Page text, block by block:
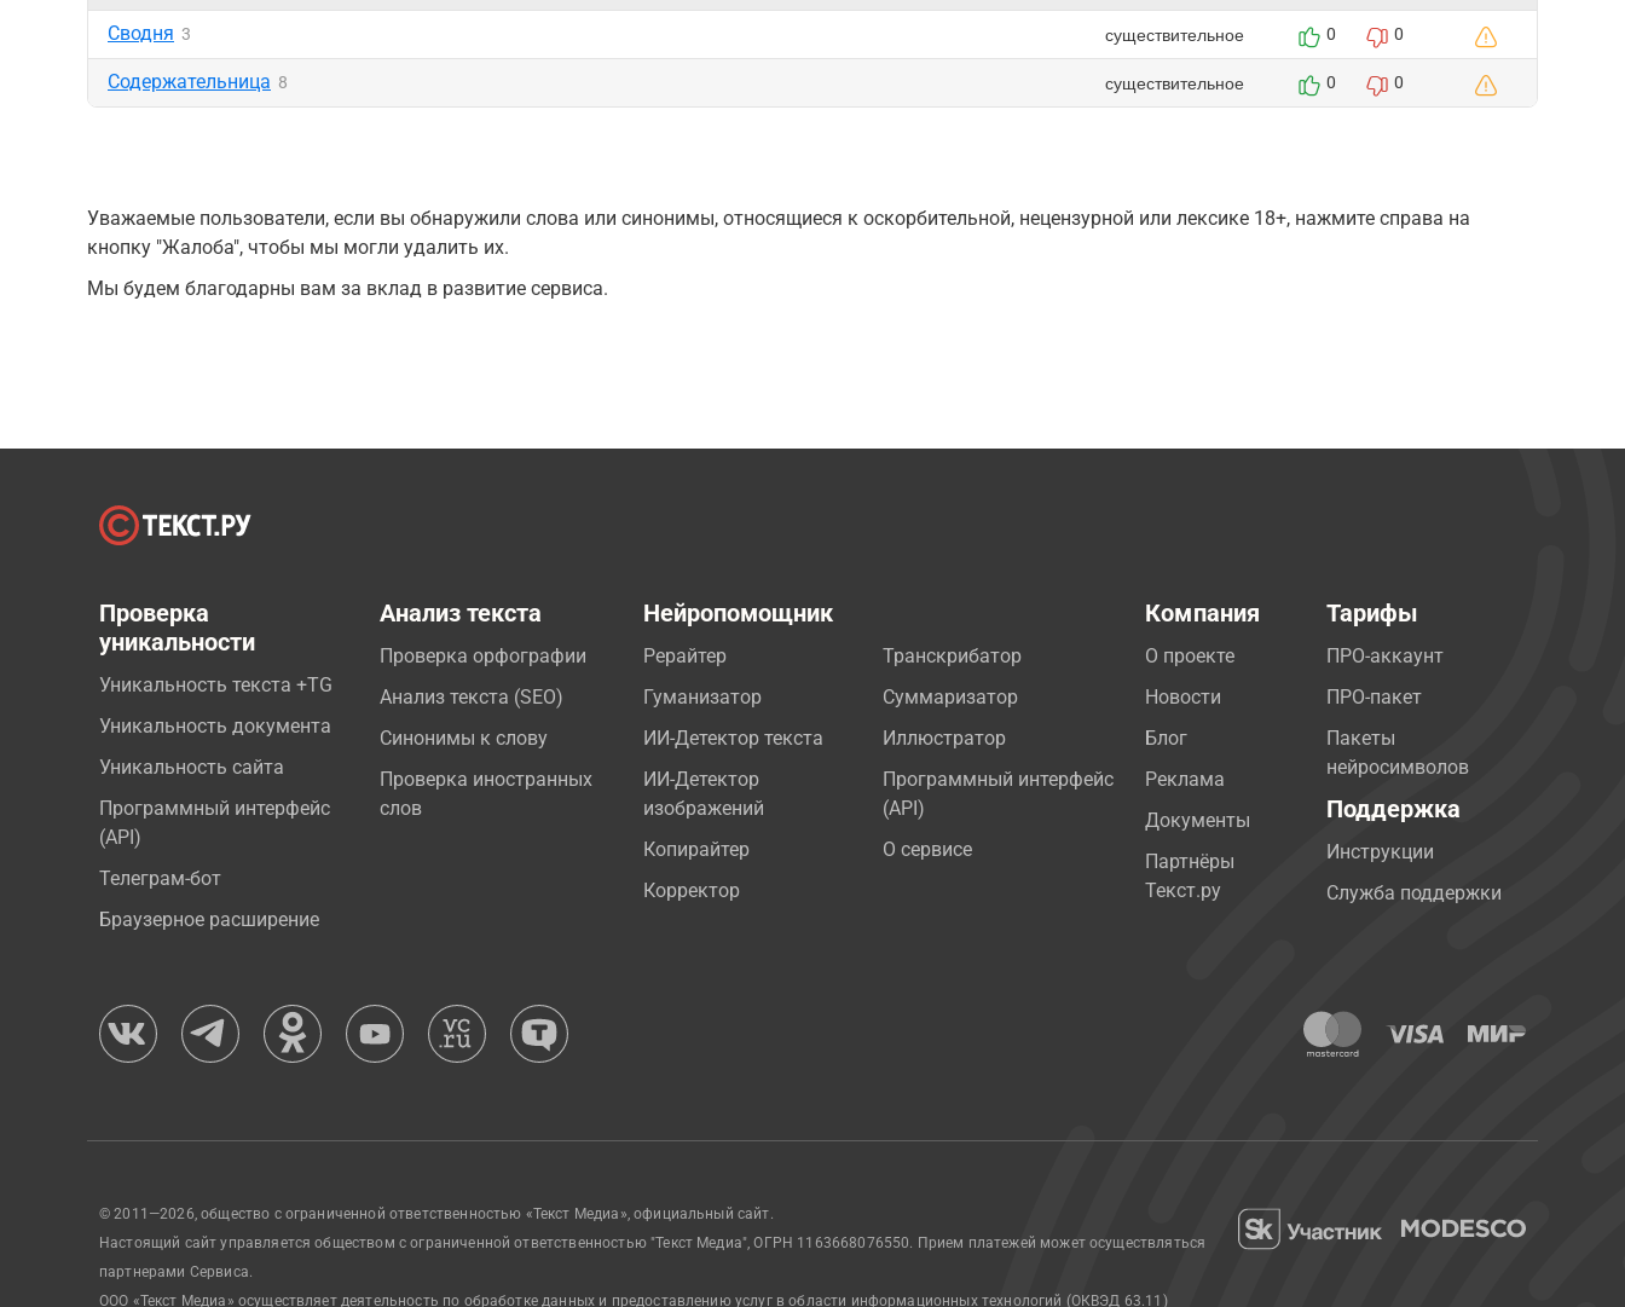
Сводня 3 существительное 0 0
Содержательница 8 существительное 0 0
Уважаемые пользователи, если вы обнаружили слова или синонимы, относящиеся к оскорбительной, нецензурной или лексике 18+, нажмите справа на
кнопку "Жалоба", чтобы мы могли удалить их.
Мы будем благодарны вам за вклад в развитие сервиса.
Проверка
уникальности
Уникальность текста +TG
Уникальность документа
Уникальность сайта
Программный интерфейс
(API)
Телеграм-бот
Браузерное расширение
Анализ текста
Проверка орфографии
Анализ текста (SEO)
Синонимы к слову
Проверка иностранных
слов
Нейропомощник
Рерайтер
Гуманизатор
ИИ-Детектор текста
ИИ-Детектор
изображений
Копирайтер
Корректор
Транскрибатор
Суммаризатор
Иллюстратор
Программный интерфейс
(API)
О сервисе
Компания
О проекте
Новости
Блог
Реклама
Документы
Партнёры
Текст.ру
Тарифы
ПРО-аккаунт
ПРО-пакет
Пакеты
нейросимволов
Поддержка
Инструкции
Служба поддержки
© 2011—2026, общество с ограниченной ответственностью «Текст Медиа», официальный сайт.
Настоящий сайт управляется обществом с ограниченной ответственностью "Текст Медиа", ОГРН 1163668076550. Прием платежей может осуществляться
партнерами Сервиса.
ООО «Текст Медиа» осуществляет деятельность по обработке данных и предоставлению услуг в области информационных технологий (ОКВЭД 63.11)